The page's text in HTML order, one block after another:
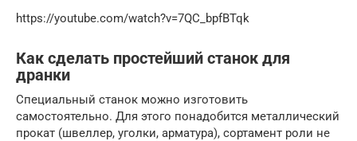
https://youtube.com/watch?v=7QC_bpfBTqk
Как сделать простейший станок для
дранки
Специальный станок можно изготовить
самостоятельно. Для этого понадобится металлический
прокат (швеллер, уголки, арматура), сортамент роли не